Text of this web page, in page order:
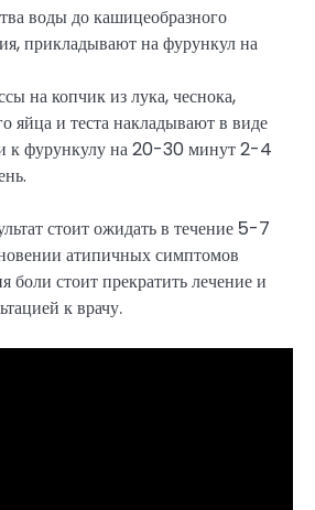
воды до кашицеобразного
прикладывают на фурункул на
на копчик из лука, чеснока,
яйца и теста накладывают в виде
к фурункулу на 20-30 минут 2-4
стоит ожидать в течение 5-7
атипичных симптомов
стоит прекратить лечение и
к врачу.